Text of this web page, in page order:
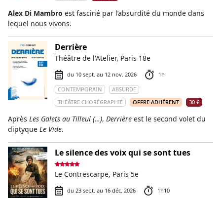
Alex Di Mambro est fasciné par l’absurdité du monde dans
lequel nous vivons.
Derrière
Théâtre de l'Atelier, Paris 18e
du 10 sept. au 12 nov. 2026
1h
CONTEMPORAIN
ABSURDE
THÉÂTRE CHORÉGRAPHIÉ
OFFRE ADHÉRENT 30 €
Après Les Galets au Tilleul (…), Derrière est le second volet du
diptyque Le Vide.
Le silence des voix qui se sont tues
Le Contrescarpe, Paris 5e
du 23 sept. au 16 déc. 2026
1h10